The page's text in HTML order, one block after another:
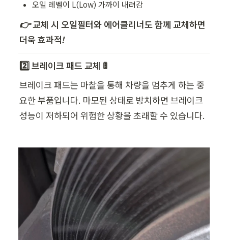
오일 레벨이 L(Low) 가까이 내려감
👉 교체 시 오일필터와 에어클리너도 함께 교체하면
더욱 효과적!
2️⃣ 브레이크 패드 교체 🚦
브레이크 패드는 마찰을 통해 차량을 멈추게 하는 중
요한 부품입니다. 마모된 상태로 방치하면 브레이크
성능이 저하되어 위험한 상황을 초래할 수 있습니다.